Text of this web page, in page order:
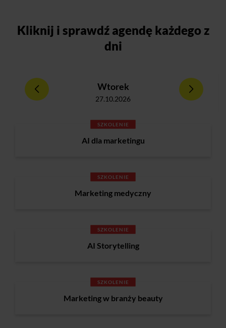
Kliknij i sprawdź agendę każdego z
dni
Wtorek
27.10.2026
SZKOLENIE
AI dla marketingu
SZKOLENIE
Marketing medyczny
SZKOLENIE
AI Storytelling
SZKOLENIE
Marketing w branży beauty